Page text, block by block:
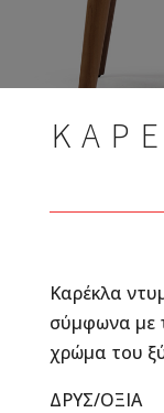
Καρέκλα
σύμφωνα με
χρώμα του
ΔΡΥΣ/ΟΞΙΑ